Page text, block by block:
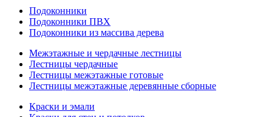
Подоконники
Подоконники ПВХ
Подоконники из массива дерева
Межэтажные и чердачные лестницы
Лестницы чердачные
Лестницы межэтажные готовые
Лестницы межэтажные деревянные сборные
Краски и эмали